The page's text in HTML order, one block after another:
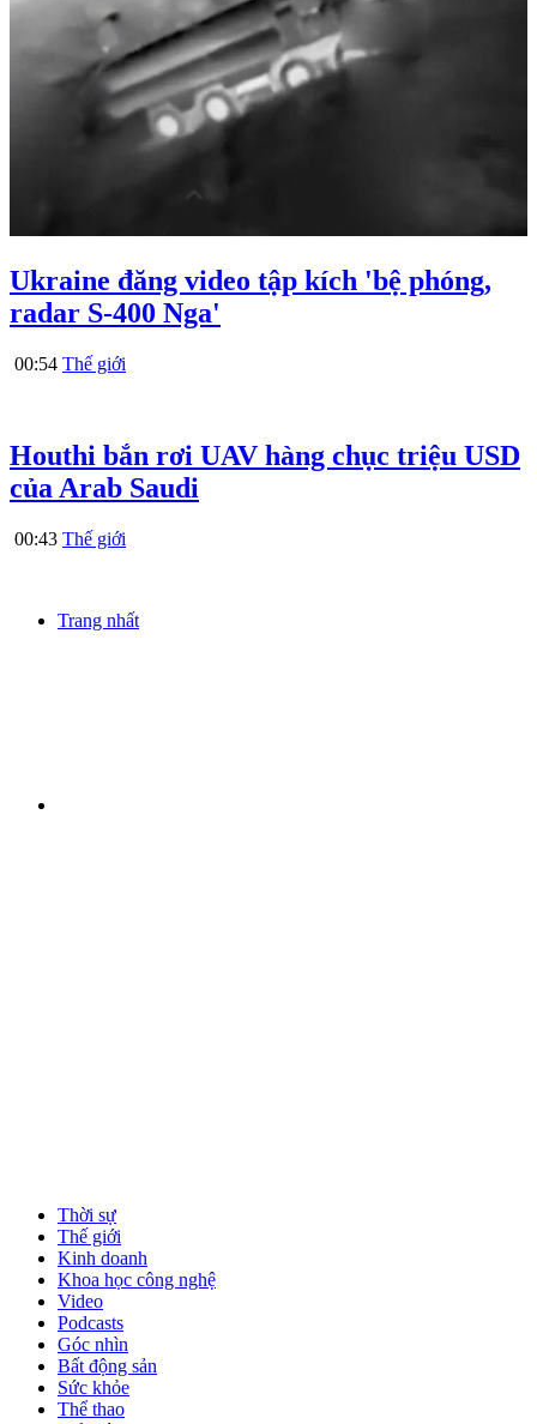
Ukraine đăng video tập kích 'bệ phóng,
radar S-400 Nga'
00:54 Thế giới
Houthi bắn rơi UAV hàng chục triệu USD
của Arab Saudi
00:43 Thế giới
Trang nhất
Thời sự
Thế giới
Kinh doanh
Khoa học công nghệ
Video
Podcasts
Góc nhìn
Bất động sản
Sức khỏe
Thể thao